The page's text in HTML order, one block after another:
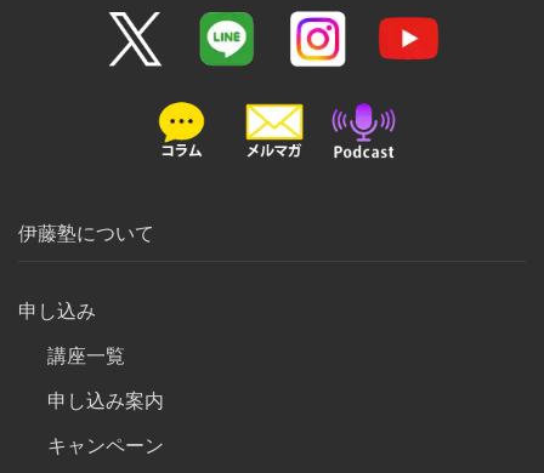
伊藤塾について
申し込み
講座一覧
申し込み案内
キャンペーン